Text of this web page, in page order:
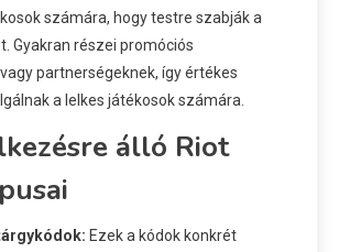
számára, hogy testre szabják a
Gyakran részei promóciós
partnerségeknek, így értékes
a lelkes játékosok számára.
álló Riot
Ezek a kódok konkrét